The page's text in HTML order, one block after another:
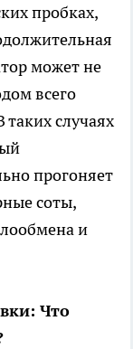
пробках,
может не
всего
случаях
прогоняет
соты,
и
Что